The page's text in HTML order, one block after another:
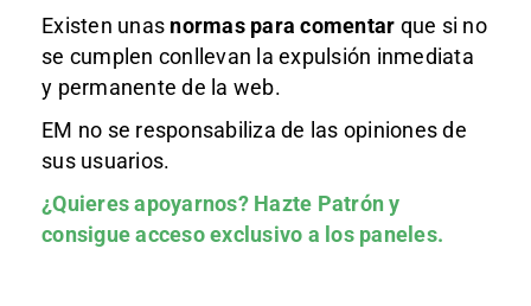
Existen unas normas para comentar que si no
se cumplen conllevan la expulsión inmediata
y permanente de la web.
EM no se responsabiliza de las opiniones de
sus usuarios.
¿Quieres apoyarnos? Hazte Patróny
consigue acceso exclusivo a los paneles.